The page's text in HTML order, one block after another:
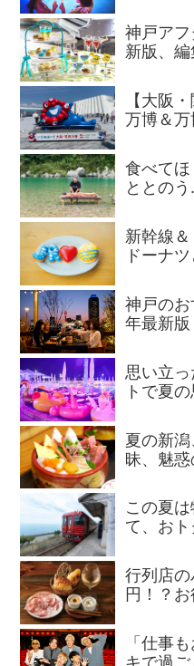
神戸ア
新版、
【大阪
万博＆
食べて
ととの
新幹線
ドーナ
神戸の
年最新版
思い立
トで夏
夏の新
昧、魅
この夏
て、お
行列店
円！？
「仕事
キで過